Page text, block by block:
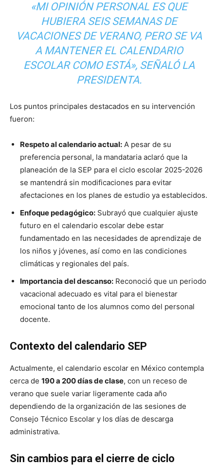
«MI OPINIÓN PERSONAL ES QUE
HUBIERA SEIS SEMANAS DE
VACACIONES DE VERANO, PERO SE VA
A MANTENER EL CALENDARIO
ESCOLAR COMO ESTÁ», SEÑALÓ LA
PRESIDENTA.
Los puntos principales destacados en su intervención
fueron:
Respeto al calendario actual: A pesar de su
preferencia personal, la mandataria aclaró que la
planeación de la SEP para el ciclo escolar 2025-2026
se mantendrá sin modificaciones para evitar
afectaciones en los planes de estudio ya establecidos.
Enfoque pedagógico: Subrayó que cualquier ajuste
futuro en el calendario escolar debe estar
fundamentado en las necesidades de aprendizaje de
los niños y jóvenes, así como en las condiciones
climáticas y regionales del país.
Importancia del descanso: Reconoció que un periodo
vacacional adecuado es vital para el bienestar
emocional tanto de los alumnos como del personal
docente.
Contexto del calendario SEP
Actualmente, el calendario escolar en México contempla
cerca de 190 a 200 días de clase, con un receso de
verano que suele variar ligeramente cada año
dependiendo de la organización de las sesiones de
Consejo Técnico Escolar y los días de descarga
administrativa.
Sin cambios para el cierre de ciclo